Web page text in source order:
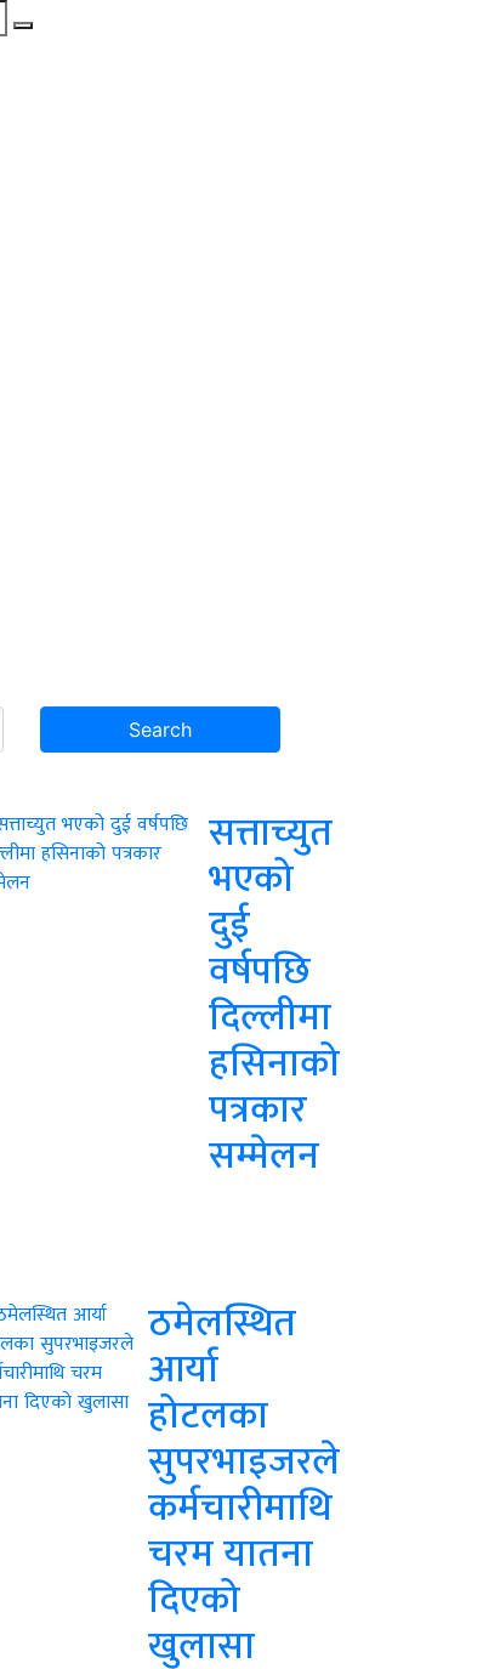
सत्ताच्युत
भएको
दुई
वर्षपछि
दिल्लीमा
हसिनाको
पत्रकार
सम्मेलन
ठमेलस्थित
आर्या
होटलका
सुपरभाइजरले
कर्मचारीमाथि
चरम यातना
दिएको
खुलासा